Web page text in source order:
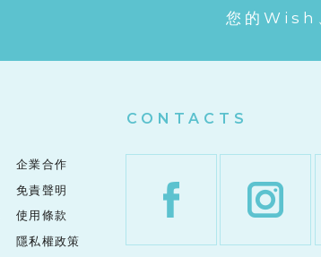
您的Wish
企業合作
免責聲明
使用條款
隱私權政策
CONTACTS